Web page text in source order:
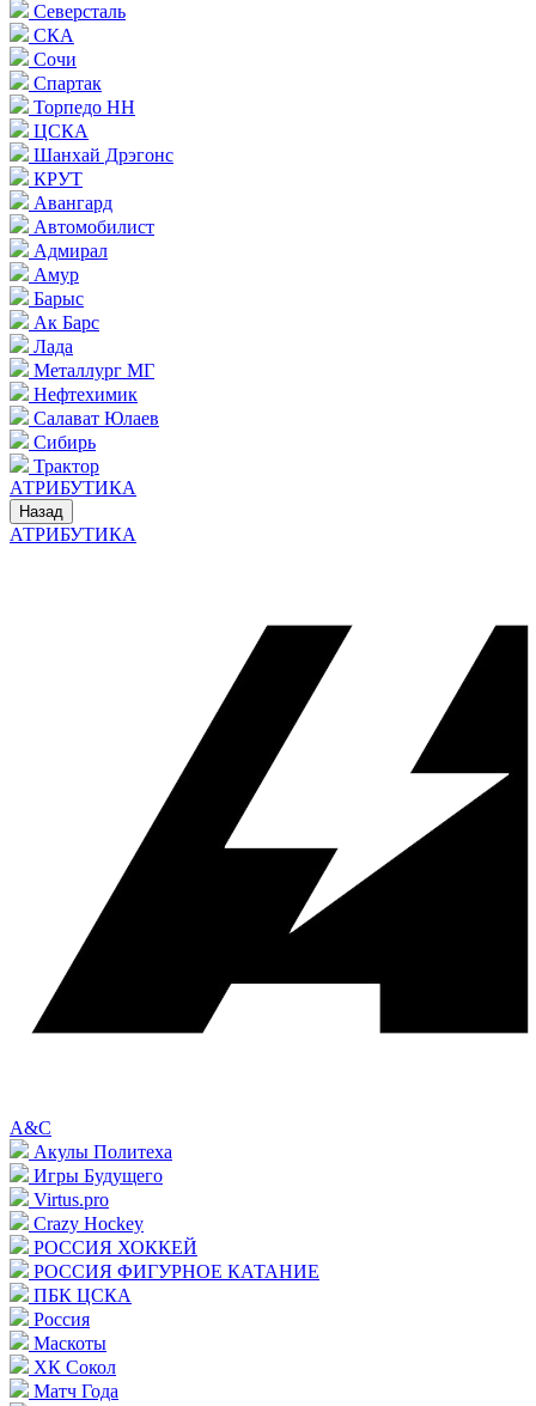
Северсталь
СКА
Сочи
Спартак
Торпедо НН
ЦСКА
Шанхай Дрэгонс
КРУТ
Авангард
Автомобилист
Адмирал
Амур
Барыс
Ак Барс
Лада
Металлург МГ
Нефтехимик
Салават Юлаев
Сибирь
Трактор
АТРИБУТИКА
Назад
АТРИБУТИКА
A&C
Акулы Политеха
Игры Будущего
Virtus.pro
Crazy Hockey
РОССИЯ ХОККЕЙ
РОССИЯ ФИГУРНОЕ КАТАНИЕ
ПБК ЦСКА
Россия
Маскоты
ХК Сокол
Матч Года